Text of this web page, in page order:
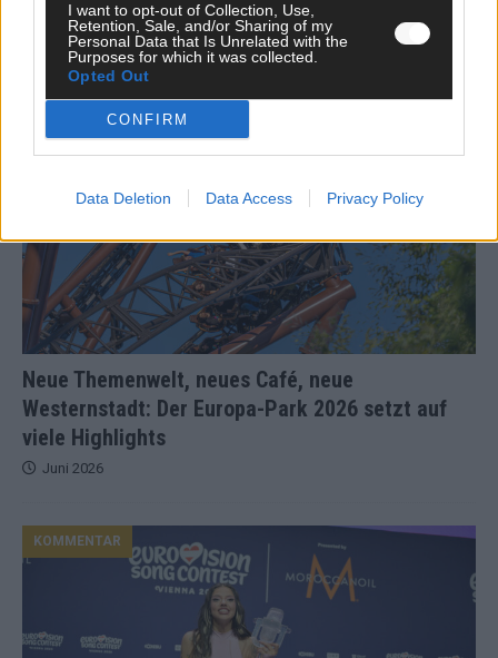
I want to opt-out of Collection, Use,
Retention, Sale, and/or Sharing of my
Personal Data that Is Unrelated with the
Purposes for which it was collected.
Opted Out
CONFIRM
Data Deletion Data Access Privacy Policy
JETZT ANGESAGT
Neue Themenwelt, neues Café, neue
Westernstadt: Der Europa-Park 2026 setzt auf
viele Highlights
Juni 2026
KOMMENTAR